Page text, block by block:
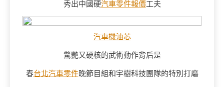
秀出中國硬汽車零件報價工夫
汽車機油芯
驚艷又硬核的武術動作背后是
春台北汽車零件晚節目組和宇樹科技團隊的特別打磨